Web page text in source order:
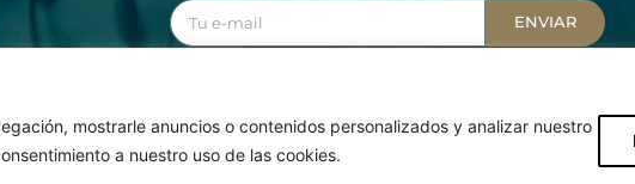
mostrarle anuncios o contenidos personalizados y analizar nuestro
a nuestro uso de las cookies.
ENVIAR
©2023 Blanco Azahar
Diseño Web:
Starenlared